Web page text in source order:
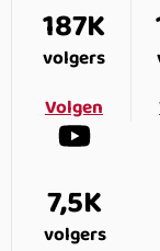
187K
volgers
Volgen
7,5K
volgers